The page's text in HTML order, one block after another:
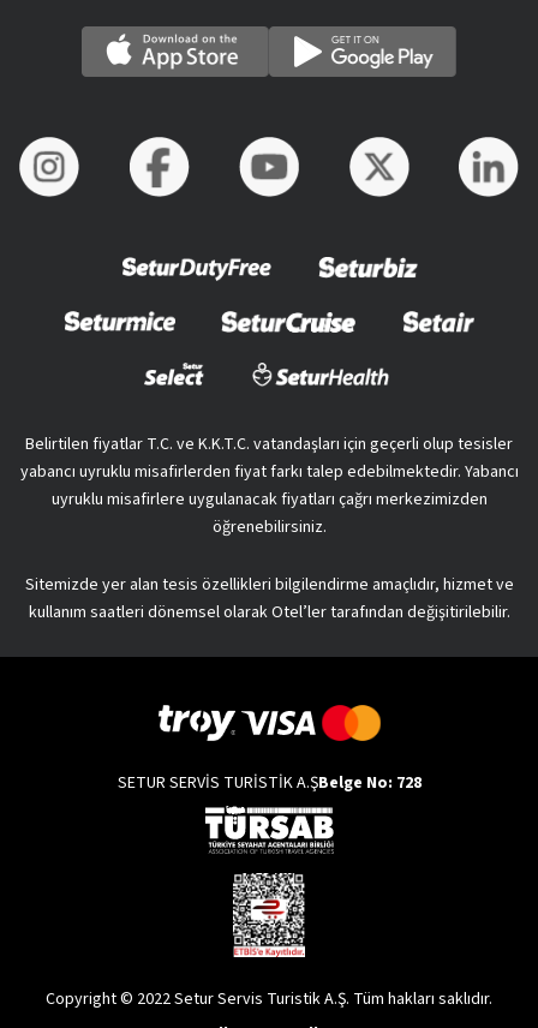
Belirtilen fiyatlar T.C. ve K.K.T.C. vatandaşları için geçerli olup tesisler
yabancı uyruklu misafirlerden fiyat farkı talep edebilmektedir. Yabancı
uyruklu misafirlere uygulanacak fiyatları çağrı merkezimizden
öğrenebilirsiniz.
Sitemizde yer alan tesis özellikleri bilgilendirme amaçlıdır, hizmet ve
kullanım saatleri dönemsel olarak Otel’ler tarafından değişitirilebilir.
SETUR SERVİS TURİSTİK A.ŞBelge No: 728
Copyright © 2022 Setur Servis Turistik A.Ş. Tüm hakları saklıdır.